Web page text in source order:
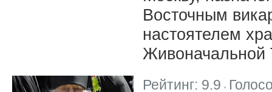
Восточным
настоятелем
Живоначальной
Рейтинг: 9.9